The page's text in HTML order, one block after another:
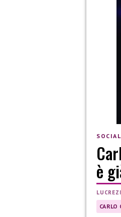
SOCIAL
è
CARLO